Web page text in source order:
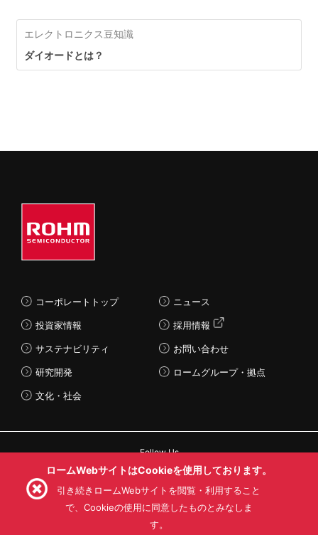
エレクトロニクス豆知識
ダイオードとは？
コーポレートトップ
投資家情報
サステナビリティ
研究開発
文化・社会
ニュース
採用情報
お問い合わせ
ロームグループ・拠点
Follow Us
利用目的
ロームWebサイトはCookieを使用しております。
引き続きロームWebサイトを閲覧・利用すること
で、Cookieの使用に同意したものとみなしま
す。